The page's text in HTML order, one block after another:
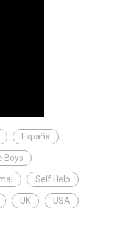
España
Boys
Self Help
UK USA